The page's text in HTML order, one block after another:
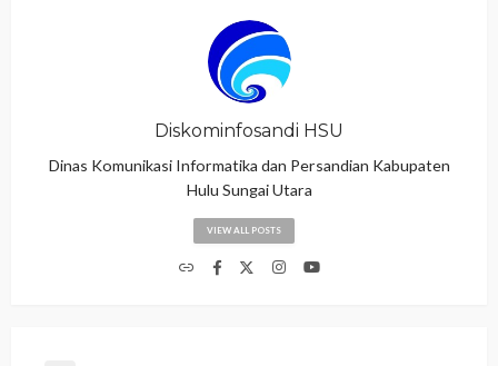
Diskominfosandi HSU
Dinas Komunikasi Informatika dan Persandian Kabupaten
Hulu Sungai Utara
VIEW ALL POSTS